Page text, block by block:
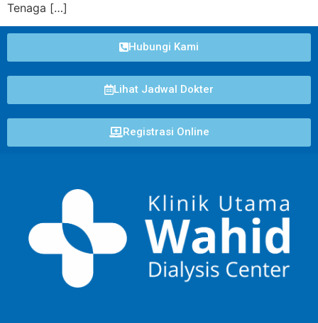
Tenaga […]
Hubungi Kami
Lihat Jadwal Dokter
Registrasi Online